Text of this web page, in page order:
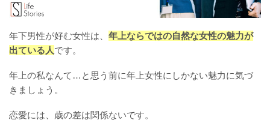
年下男性が好む女性は、 年上ならではの自然な女性の魅力が
出ている人です。
年上の私なんて…と思う前に年上女性にしかない魅力に気づ
きましょう。
恋愛には、歳の差は関係ないです。